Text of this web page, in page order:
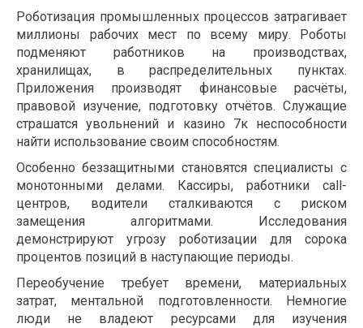
Роботизация промышленных процессов затрагивает
миллионы рабочих мест по всему миру. Роботы
подменяют работников на производствах,
хранилищах, в распределительных пунктах.
Приложения производят финансовые расчёты,
правовой изучение, подготовку отчётов. Служащие
страшатся увольнений и казино 7к неспособности
найти использование своим способностям.
Особенно беззащитными становятся специалисты с
монотонными делами. Кассиры, работники call-
центров, водители сталкиваются с риском
замещения алгоритмами. Исследования
демонстрируют угрозу роботизации для сорока
процентов позиций в наступающие периоды.
Переобучение требует времени, материальных
затрат, ментальной подготовленности. Немногие
люди не владеют ресурсами для изучения